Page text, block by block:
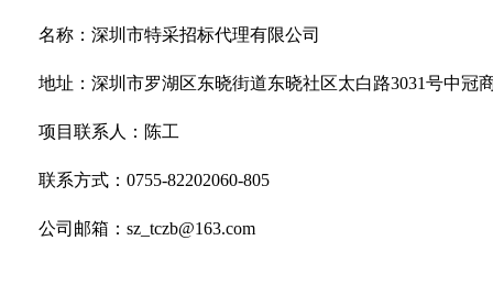
名称：深圳市特采招标代理有限公司
地址：深圳市罗湖区东晓街道东晓社区太白路3031号中冠
项目联系人：陈工
联系方式：0755-82202060-805
公司邮箱：sz_tczb@163.com